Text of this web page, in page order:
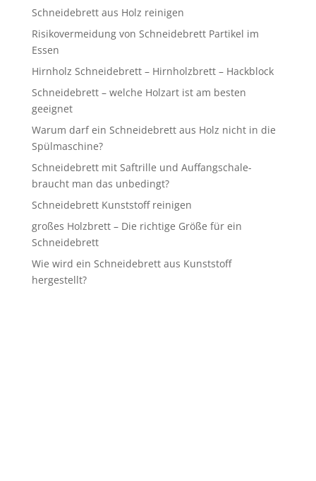
Schneidebrett aus Holz reinigen
Risikovermeidung von Schneidebrett Partikel im
Essen
Hirnholz Schneidebrett – Hirnholzbrett – Hackblock
Schneidebrett – welche Holzart ist am besten
geeignet
Warum darf ein Schneidebrett aus Holz nicht in die
Spülmaschine?
Schneidebrett mit Saftrille und Auffangschale-
braucht man das unbedingt?
Schneidebrett Kunststoff reinigen
großes Holzbrett – Die richtige Größe für ein
Schneidebrett
Wie wird ein Schneidebrett aus Kunststoff
hergestellt?